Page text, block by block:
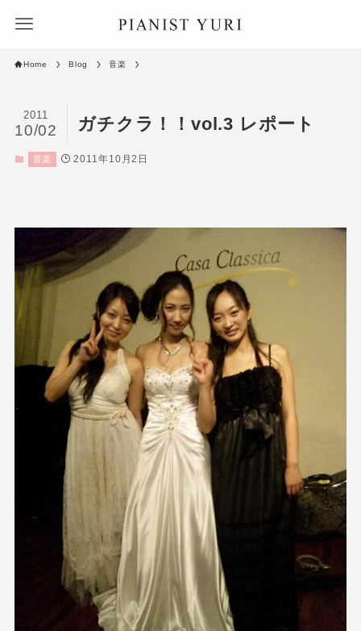
Home Blog 音楽
ガチクラ！！vol.3 レポート
2011
10/02
音楽 2011年10月2日